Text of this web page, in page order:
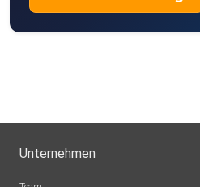
fabiany
Unternehmen